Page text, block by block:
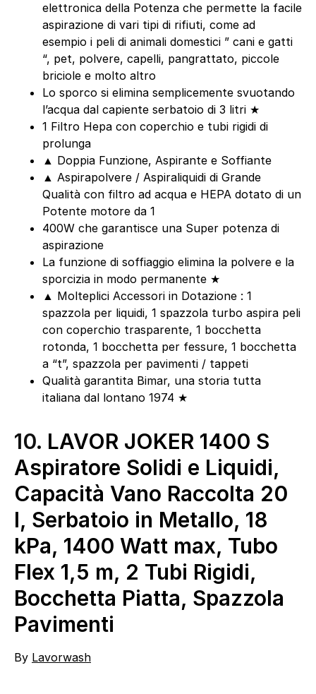
elettronica della Potenza che permette la facile
aspirazione di vari tipi di rifiuti, come ad
esempio i peli di animali domestici ” cani e gatti
“, pet, polvere, capelli, pangrattato, piccole
briciole e molto altro
Lo sporco si elimina semplicemente svuotando
l’acqua dal capiente serbatoio di 3 litri ★
1 Filtro Hepa con coperchio e tubi rigidi di
prolunga
▲ Doppia Funzione, Aspirante e Soffiante
▲ Aspirapolvere / Aspiraliquidi di Grande
Qualità con filtro ad acqua e HEPA dotato di un
Potente motore da 1
400W che garantisce una Super potenza di
aspirazione
La funzione di soffiaggio elimina la polvere e la
sporcizia in modo permanente ★
▲ Molteplici Accessori in Dotazione : 1
spazzola per liquidi, 1 spazzola turbo aspira peli
con coperchio trasparente, 1 bocchetta
rotonda, 1 bocchetta per fessure, 1 bocchetta
a “t”, spazzola per pavimenti / tappeti
Qualità garantita Bimar, una storia tutta
italiana dal lontano 1974 ★
10. LAVOR JOKER 1400 S
Aspiratore Solidi e Liquidi,
Capacità Vano Raccolta 20
l, Serbatoio in Metallo, 18
kPa, 1400 Watt max, Tubo
Flex 1,5 m, 2 Tubi Rigidi,
Bocchetta Piatta, Spazzola
Pavimenti
By Lavorwash